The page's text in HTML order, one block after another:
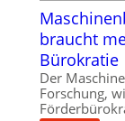
S
C
L
w
e
i
t
e
r
H
y
b
r
i
d
-
K
u
m
p
f
e
r
z
i
braucht
Bürokratie
Der
Forschung,